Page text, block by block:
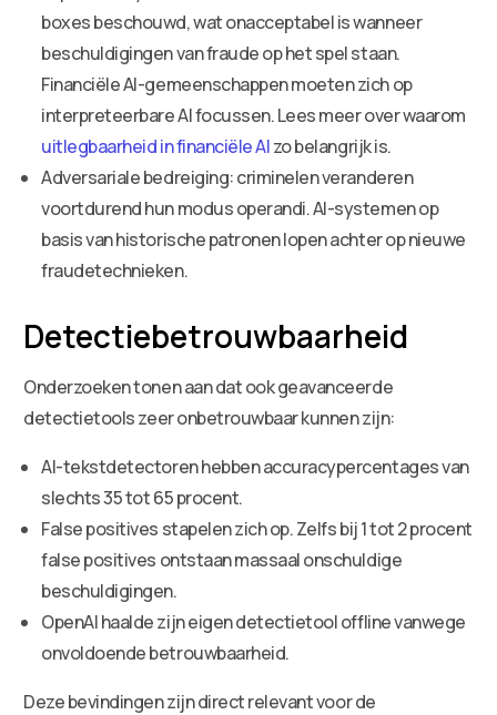
boxes beschouwd, wat onacceptabel is wanneer
beschuldigingen van fraude op het spel staan.
Financiële AI-gemeenschappen moeten zich op
interpreteerbare AI focussen. Lees meer over waarom
uitlegbaarheid in financiële AIzo belangrijk is.
Adversariale bedreiging: criminelen veranderen
voortdurend hun modus operandi. AI-systemen op
basis van historische patronen lopen achter op nieuwe
fraudetechnieken.
Detectiebetrouwbaarheid
Onderzoeken tonen aan dat ook geavanceerde
detectietools zeer onbetrouwbaar kunnen zijn:
AI-tekstdetectoren hebben accuracypercentages van
slechts 35 tot 65 procent.
False positives stapelen zich op. Zelfs bij 1 tot 2 procent
false positives ontstaan massaal onschuldige
beschuldigingen.
OpenAI haalde zijn eigen detectietool offline vanwege
onvoldoende betrouwbaarheid.
Deze bevindingen zijn direct relevant voor de